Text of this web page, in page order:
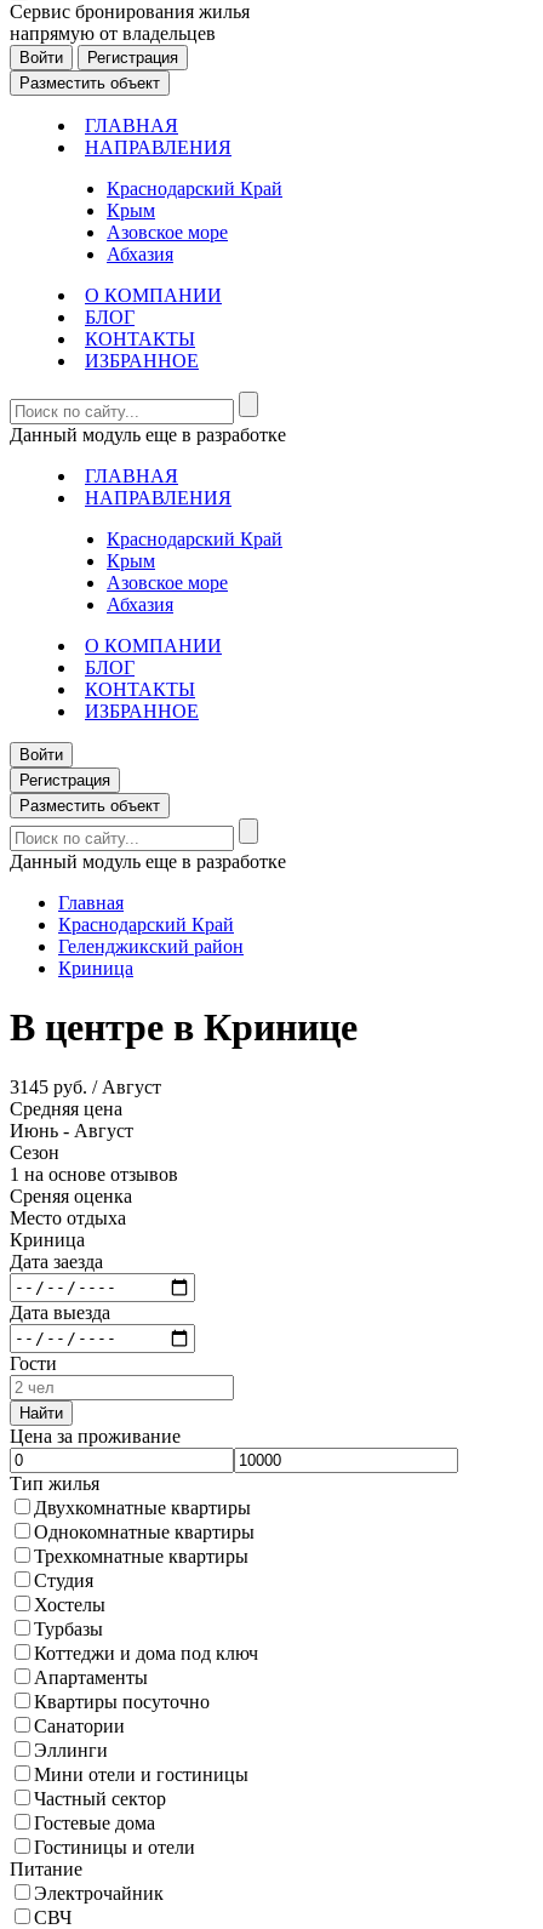
Cервис бронирования жилья
напрямую от владельцев
Войти
Регистрация
Разместить объект
ГЛАВНАЯ
НАПРАВЛЕНИЯ
Краснодарский Край
Крым
Азовское море
Абхазия
О КОМПАНИИ
БЛОГ
КОНТАКТЫ
ИЗБРАННОЕ
Данный модуль еще в разработке
ГЛАВНАЯ
НАПРАВЛЕНИЯ
Краснодарский Край
Крым
Азовское море
Абхазия
О КОМПАНИИ
БЛОГ
КОНТАКТЫ
ИЗБРАННОЕ
Войти
Регистрация
Разместить объект
Данный модуль еще в разработке
Главная
Краснодарский Край
Геленджикский район
Криница
В центре в Кринице
3145 руб. / Август
Средняя цена
Июнь - Август
Сезон
1 на основе отзывов
Среняя оценка
Место отдыха
Криница
Дата заезда
Дата выезда
Гости
Найти
Цена за проживание
Тип жилья
Двухкомнатные квартиры
Однокомнатные квартиры
Трехкомнатные квартиры
Студия
Хостелы
Турбазы
Коттеджи и дома под ключ
Апартаменты
Квартиры посуточно
Санатории
Эллинги
Мини отели и гостиницы
Частный сектор
Гостевые дома
Гостиницы и отели
Питание
Электрочайник
СВЧ